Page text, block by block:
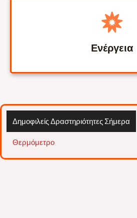
Ενέργεια
Δημοφιλείς Δραστηριότητες Σήμερα
Θερμόμετρο